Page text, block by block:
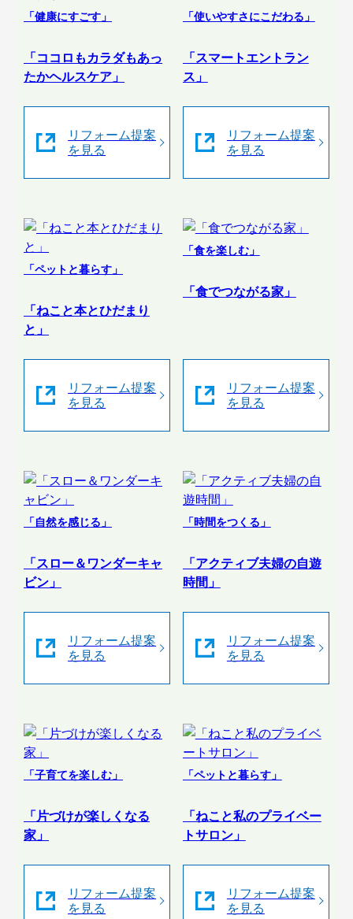
「健康にすごす」
「ココロもカラダもあっ
たかヘルスケア」
リフォーム提案
を見る
「使いやすさにこだわる」
「スマートエントラン
ス」
リフォーム提案
を見る
「ペットと暮らす」
「ねこと本とひだまり
と」
リフォーム提案
を見る
「食を楽しむ」
「食でつながる家」
リフォーム提案
を見る
「自然を感じる」
「スロー＆ワンダーキャ
ビン」
リフォーム提案
を見る
「時間をつくる」
「アクティブ夫婦の自遊
時間」
リフォーム提案
を見る
「子育てを楽しむ」
「片づけが楽しくなる
家」
リフォーム提案
を見る
「ペットと暮らす」
「ねこと私のプライベー
トサロン」
リフォーム提案
を見る